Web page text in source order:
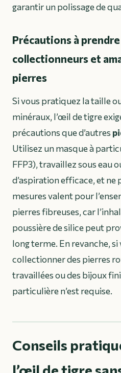
garantir un polissage de
Précautions à
collectionneurs et
pierres
Si vous pratiquez la taille
minéraux, l’œil de tigre
précautions que d’autres
Utilisez un masque à
FFP3), travaillez sous eau
d’aspiration efficace, et ne
mesures valent pour
pierres fibreuses, car
poussière de silice peut
long terme. En revanche,
collectionner des pierres
travaillées ou des bijoux
particulière n’est requise.
Conseils